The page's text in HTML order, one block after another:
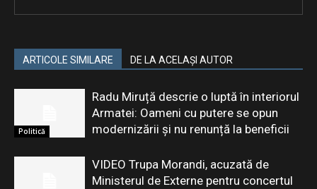
ARTICOLE SIMILARE DE LA ACELAȘI AUTOR
Politică
Radu Miruță descrie o luptă în interiorul
Armatei: Oameni cu putere se opun
modernizării și nu renunță la beneficii
VIDEO Trupa Morandi, acuzată de
Ministerul de Externe pentru concertul